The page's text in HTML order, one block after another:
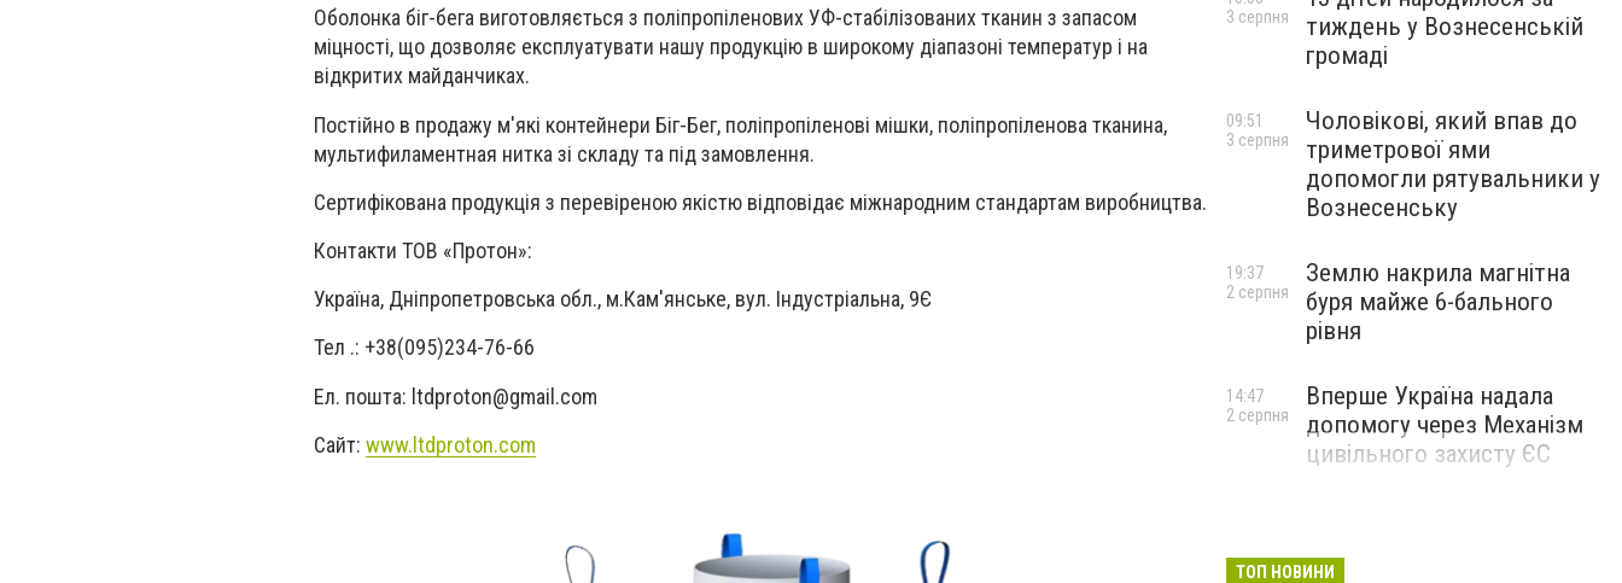
Оболонка біг-бега виготовляється з поліпропіленових УФ-стабілізованих тканин з запасом
міцності, що дозволяє експлуатувати нашу продукцію в широкому діапазоні температур і на
відкритих майданчиках.
Постійно в продажу м'які контейнери Біг-Бег, поліпропіленові мішки, поліпропіленова тканина,
мультифиламентная нитка зі складу та під замовлення.
Сертифікована продукція з перевіреною якістю відповідає міжнародним стандартам виробництва.
Контакти ТОВ «Протон»:
Україна, Дніпропетровська обл., м.Кам'янське, вул. Індустріальна, 9Є
Тел .: +38(095)234-76-66
Ел. пошта: ltdproton@gmail.com
Сайт: www.ltdproton.com
тиждень у Вознесенській
громаді
3 серпня
Чоловікові, який впав до
триметрової ями
допомогли рятувальники у
Вознесенську
09:51
3 серпня
Землю накрила магнітна
буря майже 6-бального
рівня
19:37
2 серпня
Вперше Україна надала
допомогу через Механізм
цивільного захисту ЄС
14:47
2 серпня
ТОП НОВИНИ